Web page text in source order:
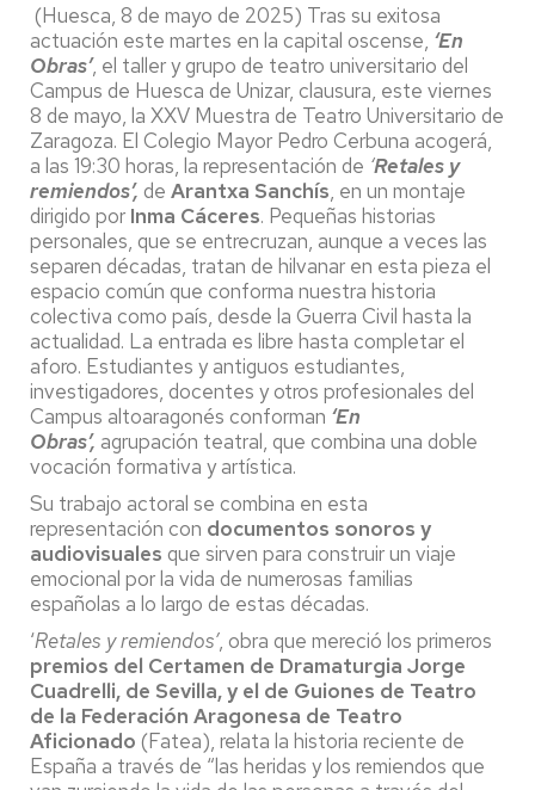
(Huesca, 8 de mayo de 2025) Tras su exitosa
actuación este martes en la capital oscense, ‘En
Obras’, el taller y grupo de teatro universitario del
Campus de Huesca de Unizar, clausura, este viernes
8 de mayo, la XXV Muestra de Teatro Universitario de
Zaragoza. El Colegio Mayor Pedro Cerbuna acogerá,
a las 19:30 horas, la representación de ‘Retales y
remiendos’, de Arantxa Sanchís, en un montaje
dirigido por Inma Cáceres. Pequeñas historias
personales, que se entrecruzan, aunque a veces las
separen décadas, tratan de hilvanar en esta pieza el
espacio común que conforma nuestra historia
colectiva como país, desde la Guerra Civil hasta la
actualidad. La entrada es libre hasta completar el
aforo. Estudiantes y antiguos estudiantes,
investigadores, docentes y otros profesionales del
Campus altoaragonés conforman ‘En
Obras’, agrupación teatral, que combina una doble
vocación formativa y artística.
Su trabajo actoral se combina en esta
representación con documentos sonoros y
audiovisuales que sirven para construir un viaje
emocional por la vida de numerosas familias
españolas a lo largo de estas décadas.
‘Retales y remiendos’, obra que mereció los primeros
premios del Certamen de Dramaturgia Jorge
Cuadrelli, de Sevilla, y el de Guiones de Teatro
de la Federación Aragonesa de Teatro
Aficionado (Fatea), relata la historia reciente de
España a través de “las heridas y los remiendos que